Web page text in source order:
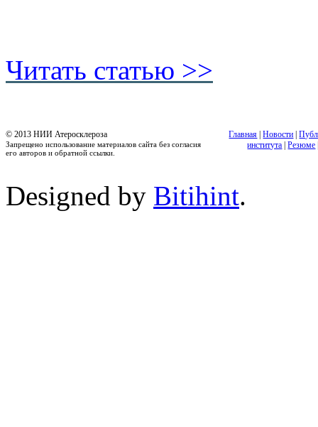
Читать статью >>
© 2013 НИИ Атеросклероза
Запрещено использование материалов сайта без согласия
его авторов и обратной ссылки.
Главная |Новости |
института |Резюме
Designed by Bitihint.